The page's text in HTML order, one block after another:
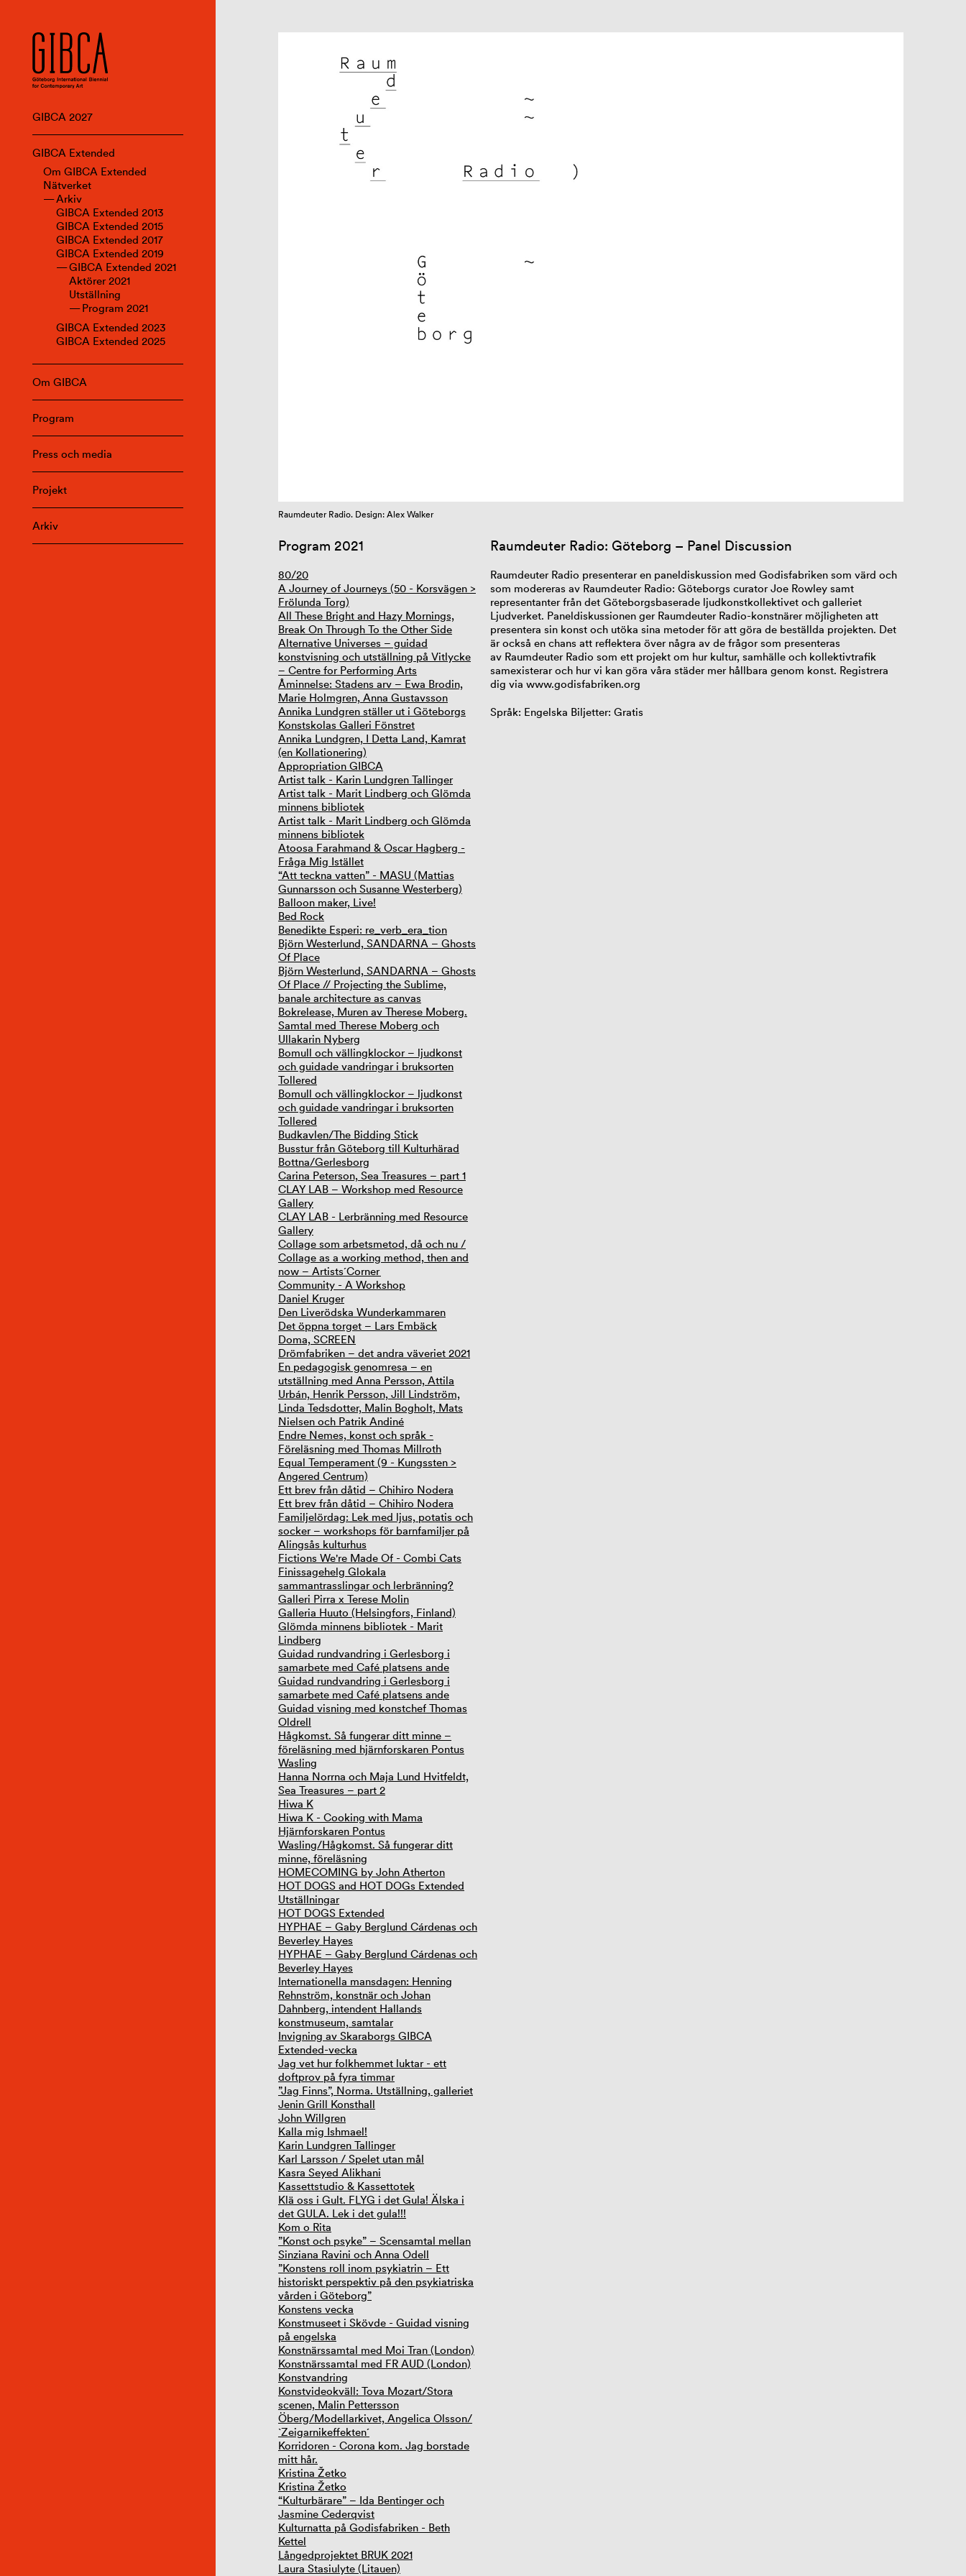
GIBCA 2027
GIBCA Extended
Om GIBCA Extended
Nätverket
Arkiv
GIBCA Extended 2013
GIBCA Extended 2015
GIBCA Extended 2017
GIBCA Extended 2019
GIBCA Extended 2021
Aktörer 2021
Utställning
Program 2021
GIBCA Extended 2023
GIBCA Extended 2025
Om GIBCA
Program
Press och media
Projekt
Arkiv
Raumdeuter Radio. Design: Alex Walker
Program 2021
80/20
A Journey of Journeys (50 - Korsvägen >
Frölunda Torg)
All These Bright and Hazy Mornings,
Break On Through To the Other Side
Alternative Universes – guidad
konstvisning och utställning på Vitlycke
– Centre for Performing Arts
Åminnelse: Stadens arv – Ewa Brodin,
Marie Holmgren, Anna Gustavsson
Annika Lundgren ställer ut i Göteborgs
Konstskolas Galleri Fönstret
Annika Lundgren, I Detta Land, Kamrat
(en Kollationering)
Appropriation GIBCA
Artist talk - Karin Lundgren Tallinger
Artist talk - Marit Lindberg och Glömda
minnens bibliotek
Artist talk - Marit Lindberg och Glömda
minnens bibliotek
Atoosa Farahmand & Oscar Hagberg -
Fråga Mig Istället
“Att teckna vatten” - MASU (Mattias
Gunnarsson och Susanne Westerberg)
Balloon maker, Live!
Bed Rock
Benedikte Esperi: re_verb_era_tion
Björn Westerlund, SANDARNA – Ghosts
Of Place
Björn Westerlund, SANDARNA – Ghosts
Of Place // Projecting the Sublime,
banale architecture as canvas
Bokrelease, Muren av Therese Moberg.
Samtal med Therese Moberg och
Ullakarin Nyberg
Bomull och vällingklockor – ljudkonst
och guidade vandringar i bruksorten
Tollered
Bomull och vällingklockor – ljudkonst
och guidade vandringar i bruksorten
Tollered
Budkavlen/The Bidding Stick
Busstur från Göteborg till Kulturhärad
Bottna/Gerlesborg
Carina Peterson, Sea Treasures – part 1
CLAY LAB – Workshop med Resource
Gallery
CLAY LAB - Lerbränning med Resource
Gallery
Collage som arbetsmetod, då och nu /
Collage as a working method, then and
now – Artists´Corner
Community - A Workshop
Daniel Kruger
Den Liverödska Wunderkammaren
Det öppna torget – Lars Embäck
Doma, SCREEN
Drömfabriken – det andra väveriet 2021
En pedagogisk genomresa – en
utställning med Anna Persson, Attila
Urbán, Henrik Persson, Jill Lindström,
Linda Tedsdotter, Malin Bogholt, Mats
Nielsen och Patrik Andiné
Endre Nemes, konst och språk -
Föreläsning med Thomas Millroth
Equal Temperament (9 - Kungssten >
Angered Centrum)
Ett brev från dåtid – Chihiro Nodera
Ett brev från dåtid – Chihiro Nodera
Familjelördag: Lek med ljus, potatis och
socker – workshops för barnfamiljer på
Alingsås kulturhus
Fictions We're Made Of - Combi Cats
Finissagehelg Glokala
sammantrasslingar och lerbränning?
Galleri Pirra x Terese Molin
Galleria Huuto (Helsingfors, Finland)
Glömda minnens bibliotek - Marit
Lindberg
Guidad rundvandring i Gerlesborg i
samarbete med Café platsens ande
Guidad rundvandring i Gerlesborg i
samarbete med Café platsens ande
Guidad visning med konstchef Thomas
Oldrell
Hågkomst. Så fungerar ditt minne –
föreläsning med hjärnforskaren Pontus
Wasling
Hanna Norrna och Maja Lund Hvitfeldt,
Sea Treasures – part 2
Hiwa K
Hiwa K - Cooking with Mama
Hjärnforskaren Pontus
Wasling/Hågkomst. Så fungerar ditt
minne, föreläsning
HOMECOMING by John Atherton
HOT DOGS and HOT DOGs Extended
Utställningar
HOT DOGS Extended
HYPHAE – Gaby Berglund Cárdenas och
Beverley Hayes
HYPHAE – Gaby Berglund Cárdenas och
Beverley Hayes
Internationella mansdagen: Henning
Rehnström, konstnär och Johan
Dahnberg, intendent Hallands
konstmuseum, samtalar
Invigning av Skaraborgs GIBCA
Extended-vecka
Jag vet hur folkhemmet luktar - ett
doftprov på fyra timmar
”Jag Finns”, Norma. Utställning, galleriet
Jenin Grill Konsthall
John Willgren
Kalla mig Ishmael!
Karin Lundgren Tallinger
Karl Larsson / Spelet utan mål
Kasra Seyed Alikhani
Kassettstudio & Kassettotek
Klä oss i Gult. FLYG i det Gula! Älska i
det GULA. Lek i det gula!!!
Kom o Rita
”Konst och psyke” – Scensamtal mellan
Sinziana Ravini och Anna Odell
”Konstens roll inom psykiatrin – Ett
historiskt perspektiv på den psykiatriska
vården i Göteborg”
Konstens vecka
Konstmuseet i Skövde - Guidad visning
på engelska
Konstnärssamtal med Moi Tran (London)
Konstnärssamtal med FR AUD (London)
Konstvandring
Konstvideokväll: Tova Mozart/Stora
scenen, Malin Pettersson
Öberg/Modellarkivet, Angelica Olsson/
`Zeigarnikeffekten´
Korridoren - Corona kom. Jag borstade
mitt hår.
Kristina Žetko
Kristina Žetko
“Kulturbärare” – Ida Bentinger och
Jasmine Cederqvist
Kulturnatta på Godisfabriken - Beth
Kettel
Långedprojektet BRUK 2021
Laura Stasiulyte (Litauen)
RaumdeuterRadio: Göteborg – Panel Discussion
Raumdeuter Radio presenterar en paneldiskussion med Godisfabriken som värd och
som modereras av Raumdeuter Radio: Göteborgs curator Joe Rowley samt
representanter från det Göteborgsbaserade ljudkonstkollektivet och galleriet
Ljudverket. Paneldiskussionen ger Raumdeuter Radio-konstnärer möjligheten att
presentera sin konst och utöka sina metoder för att göra de beställda projekten. Det
är också en chans att reflektera över några av de frågor som presenteras
av Raumdeuter Radio som ett projekt om hur kultur, samhälle och kollektivtrafik
samexisterar och hur vi kan göra våra städer mer hållbara genom konst. Registrera
dig via www.godisfabriken.org
Språk: Engelska Biljetter: Gratis